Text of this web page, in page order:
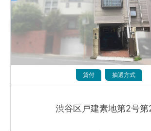
貸付 抽選方式
渋谷区戸建素地第2号第